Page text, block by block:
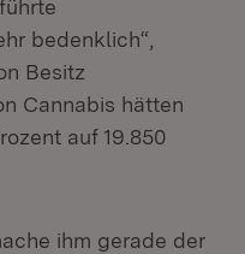
bedenklich“,
Besitz
Cannabis hätten
auf 19.850
ihm gerade der